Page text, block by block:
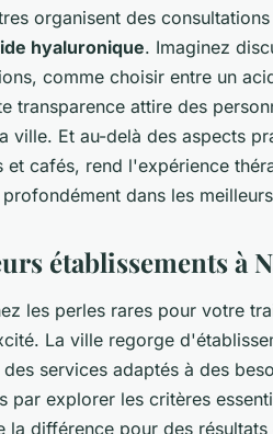
organisent des
hyaluronique. Imaginez
comme choisir entre un
transparence attire des
ville. Et au-delà des aspects
et cafés, rend l'expérience
dans les
établissements à
les perles rares pour votre
La ville regorge
services adaptés à des
par explorer les critères
la différence pour des